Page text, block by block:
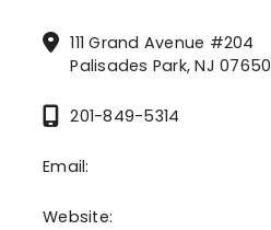
111 Grand Avenue #204
Palisades Park, NJ 07650
201-849-5314
Email:
Website: